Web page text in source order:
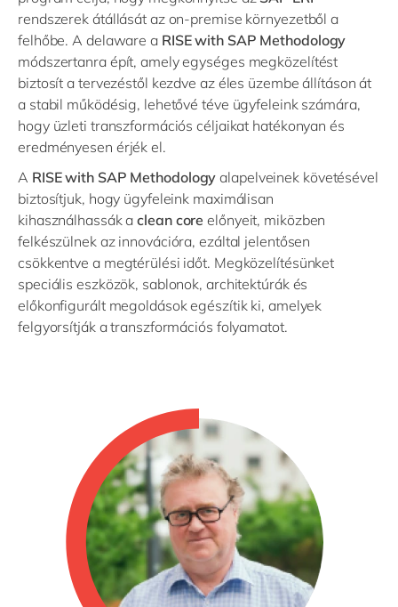
rendszerek átállását az on-premise környezetből a
felhőbe. A delaware a RISE with SAP Methodology
módszertanra épít, amely egységes megközelítést
biztosít a tervezéstől kezdve az éles üzembe állításon át
a stabil működésig, lehetővé téve ügyfeleink számára,
hogy üzleti transzformációs céljaikat hatékonyan és
eredményesen érjék el.
A RISE with SAP Methodology alapelveinek követésével
biztosítjuk, hogy ügyfeleink maximálisan
kihasználhassák aclean core előnyeit, miközben
felkészülnek az innovációra, ezáltal jelentősen
csökkentve a megtérülési időt. Megközelítésünket
speciális eszközök, sablonok, architektúrák és
előkonfigurált megoldások egészítik ki, amelyek
felgyorsítják a transzformációs folyamatot.